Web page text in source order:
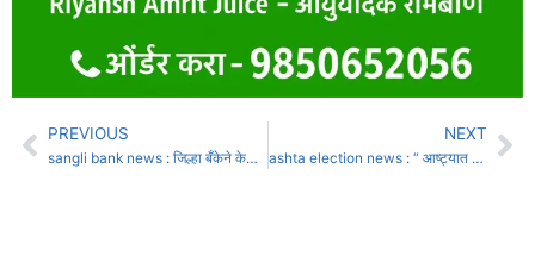
PREVIOUS
sangli bank news : जिल्हा बँकेने केवायसीसाठी 6 लाख खाती गोठवली
NEXT
ashta election news : “ आष्ट्यात पाणीपुरवठ्याची क्रांती… जनतेच्या दारात नवजीवनाची धार”